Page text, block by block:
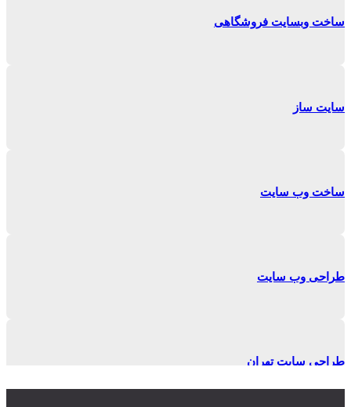
ساخت وبسایت فروشگاهی
سایت ساز
ساخت وب سایت
طراحی وب سایت
طراحی سایت تهران